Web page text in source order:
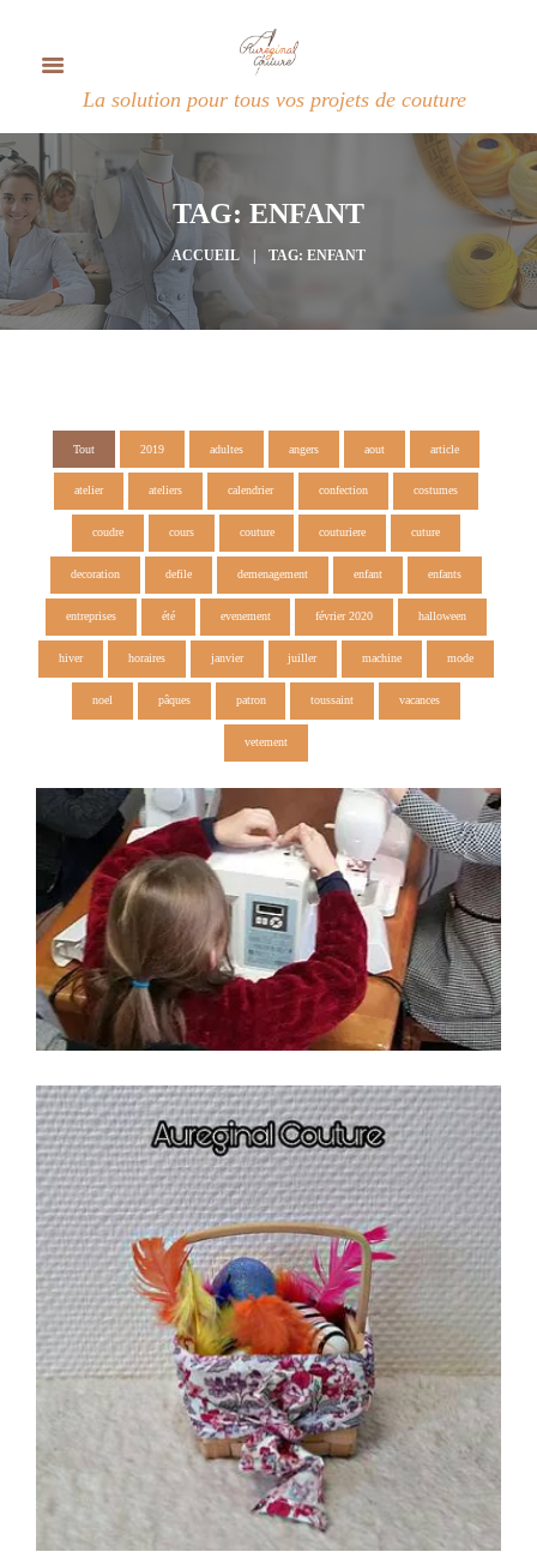
La solution pour tous vos projets de couture
TAG: ENFANT
ACCUEIL TAG: ENFANT
Tout 2019 adultes angers aout article
atelier ateliers calendrier confection costumes
coudre cours couture couturiere cuture
decoration defile demenagement enfant enfants
entreprises été evenement février 2020 halloween
hiver horaires janvier juiller machine mode
noel pâques patron toussaint vacances
vetement
Ateliers couture enfants vacances Toussaint
7 Octobre 2018 0 0
Idée Cadeau – confection Aureginal couture
15 Mars 2018 0 0